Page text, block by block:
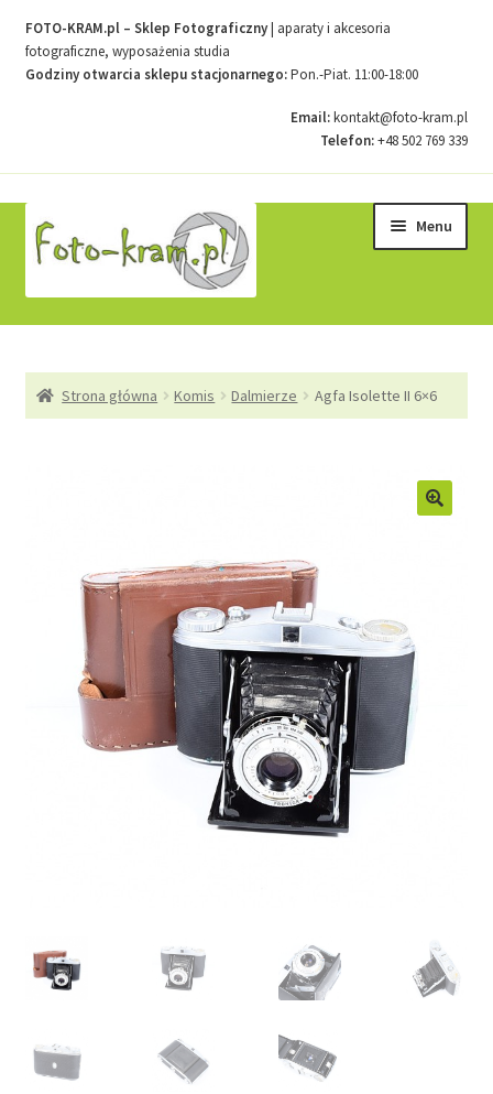
FOTO-KRAM.pl – Sklep Fotograficzny| aparaty i akcesoria
fotograficzne, wyposażenia studia
Godziny otwarcia sklepu stacjonarnego:Pon.-Piat. 11:00-18:00
Email:kontakt@foto-kram.pl
Telefon:+48 502 769 339
do
nawigacji
do
treści
Menu
Regulamin
Sample Page
Strona główna Komis Dalmierze Agfa Isolette II 6×6